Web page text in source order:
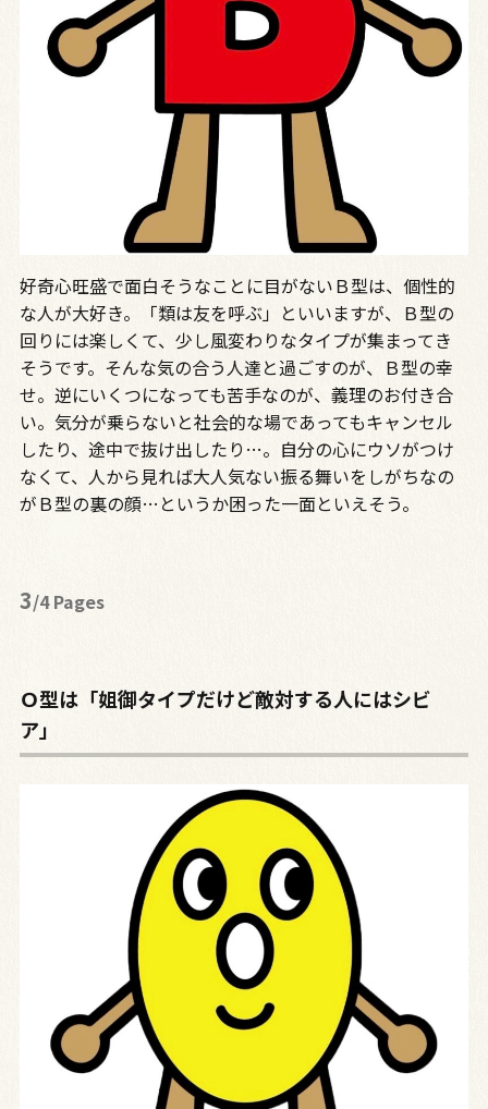
好奇心旺盛で面白そうなことに目がないＢ型は、個性的
な人が大好き。「類は友を呼ぶ」といいますが、Ｂ型の
回りには楽しくて、少し風変わりなタイプが集まってき
そうです。そんな気の合う人達と過ごすのが、Ｂ型の幸
せ。逆にいくつになっても苦手なのが、義理のお付き合
い。気分が乗らないと社会的な場であってもキャンセル
したり、途中で抜け出したり…。自分の心にウソがつけ
なくて、人から見れば大人気ない振る舞いをしがちなの
がＢ型の裏の顔…というか困った一面といえそう。
3/4 Pages
Ｏ型は「姐御タイプだけど敵対する人にはシビ
ア」